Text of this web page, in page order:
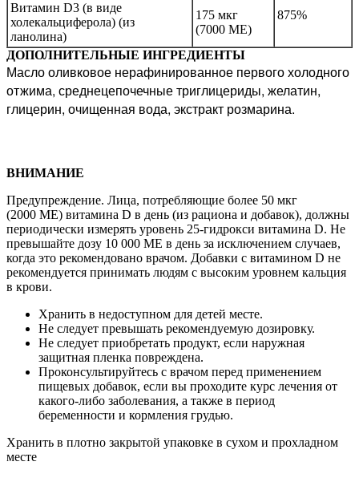
Витамин D3 (в виде
холекальциферола) (из
ланолина)
175 мкг
(7000 МЕ)
875%
ДОПОЛНИТЕЛЬНЫЕ ИНГРЕДИЕНТЫ
Масло оливковое нерафинированное первого холодного
отжима, среднецепочечные триглицериды, желатин,
глицерин, очищенная вода, экстракт розмарина.
ВНИМАНИЕ
Предупреждение. Лица, потребляющие более 50 мкг
(2000 МЕ) витамина D в день (из рациона и добавок), должны
периодически измерять уровень 25-гидрокси витамина D. Не
превышайте дозу 10 000 МЕ в день за исключением случаев,
когда это рекомендовано врачом. Добавки с витамином D не
рекомендуется принимать людям с высоким уровнем кальция
в крови.
Хранить в недоступном для детей месте.
Не следует превышать рекомендуемую дозировку.
Не следует приобретать продукт, если наружная
защитная пленка повреждена.
Проконсультируйтесь с врачом перед применением
пищевых добавок, если вы проходите курс лечения от
какого-либо заболевания, а также в период
беременности и кормления грудью.
Хранить в плотно закрытой упаковке в сухом и прохладном
месте